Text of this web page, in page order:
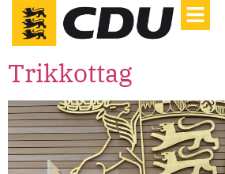
Trikkottag